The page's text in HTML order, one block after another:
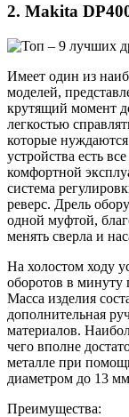
2. Makita
Имеет один из
моделей,
крутящий момент
легкостью
которые
устройства есть
комфортной
система
реверс. Дрель
одной муфтой,
менять сверла и
На холостом ходу
оборотов в
Масса изделия
дополнительная
материалов.
чего вполне
металле при
диаметром до 13
Преимущества: